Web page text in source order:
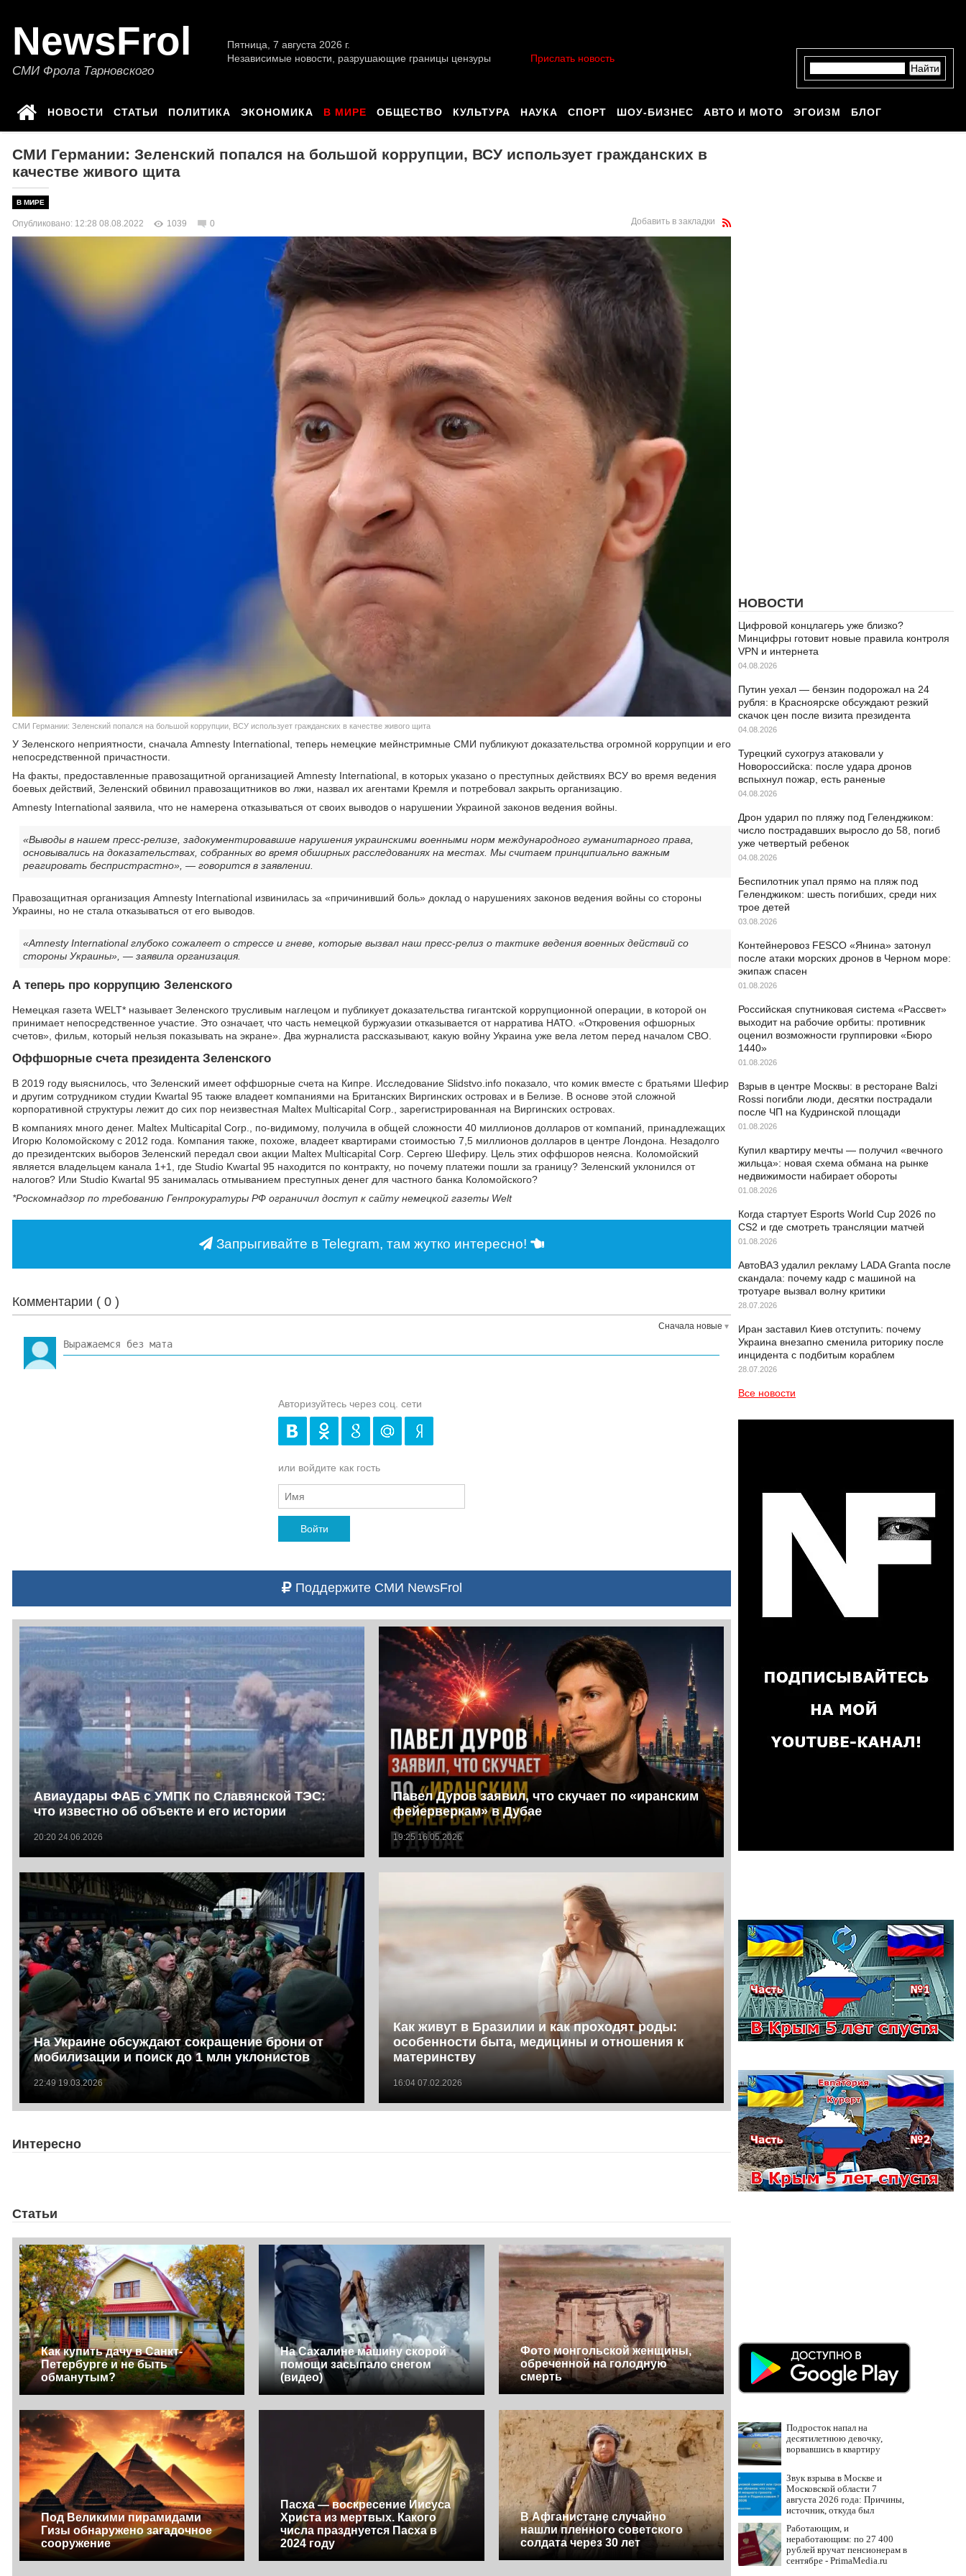
NewsFrol
СМИ Фрола Тарновского
Пятница, 7 августа 2026 г.
Независимые новости, разрушающие границы цензуры
Прислать новость
НОВОСТИ СТАТЬИ ПОЛИТИКА ЭКОНОМИКА В МИРЕ ОБЩЕСТВО КУЛЬТУРА НАУКА СПОРТ ШОУ-БИЗНЕС АВТО И МОТО ЭГОИЗМ БЛОГ
СМИ Германии: Зеленский попался на большой коррупции, ВСУ использует гражданских в
качестве живого щита
В МИРЕ
Опубликовано: 12:28 08.08.2022 1039 0 Добавить в закладки
СМИ Германии: Зеленский попался на большой коррупции, ВСУ использует гражданских в качестве живого щита
У Зеленского неприятности, сначала Amnesty International, теперь немецкие мейнстримные СМИ публикуют доказательства огромной коррупции и его
непосредственной причастности.
На факты, предоставленные правозащитной организацией Amnesty International, в которых указано о преступных действиях ВСУ во время ведения
боевых действий, Зеленский обвинил правозащитников во лжи, назвал их агентами Кремля и потребовал закрыть организацию.
Amnesty International заявила, что не намерена отказываться от своих выводов о нарушении Украиной законов ведения войны.
«Выводы в нашем пресс-релизе, задокументировавшие нарушения украинскими военными норм международного гуманитарного права,
основывались на доказательствах, собранных во время обширных расследованиях на местах. Мы считаем принципиально важным
реагировать беспристрастно», — говорится в заявлении.
Правозащитная организация Amnesty International извинилась за «причинивший боль» доклад о нарушениях законов ведения войны со стороны
Украины, но не стала отказываться от его выводов.
«Amnesty International глубоко сожалеет о стрессе и гневе, которые вызвал наш пресс-релиз о тактике ведения военных действий со
стороны Украины», — заявила организация.
А теперь про коррупцию Зеленского
Немецкая газета WELT* называет Зеленского трусливым наглецом и публикует доказательства гигантской коррупционной операции, в которой он
принимает непосредственное участие. Это означает, что часть немецкой буржуазии отказывается от нарратива НАТО. «Откровения офшорных
счетов», фильм, который нельзя показывать на экране». Два журналиста рассказывают, какую войну Украина уже вела летом перед началом СВО.
Оффшорные счета президента Зеленского
В 2019 году выяснилось, что Зеленский имеет оффшорные счета на Кипре. Исследование Slidstvo.info показало, что комик вместе с братьями Шефир
и другим сотрудником студии Kwartal 95 также владеет компаниями на Британских Виргинских островах и в Белизе. В основе этой сложной
корпоративной структуры лежит до сих пор неизвестная Maltex Multicapital Corp., зарегистрированная на Виргинских островах.
В компаниях много денег. Maltex Multicapital Corp., по-видимому, получила в общей сложности 40 миллионов долларов от компаний, принадлежащих
Игорю Коломойскому с 2012 года. Компания также, похоже, владеет квартирами стоимостью 7,5 миллионов долларов в центре Лондона. Незадолго
до президентских выборов Зеленский передал свои акции Maltex Multicapital Corp. Сергею Шефиру. Цель этих оффшоров неясна. Коломойский
является владельцем канала 1+1, где Studio Kwartal 95 находится по контракту, но почему платежи пошли за границу? Зеленский уклонился от
налогов? Или Studio Kwartal 95 занималась отмыванием преступных денег для частного банка Коломойского?
*Роскомнадзор по требованию Генпрокуратуры РФ ограничил доступ к сайту немецкой газеты Welt
Запрыгивайте в Telegram, там жутко интересно!
Комментарии ( 0 )
Сначала новые
Авторизуйтесь через соц. сети
или войдите как гость
Войти
Поддержите СМИ NewsFrol
Авиаудары ФАБ с УМПК по Славянской ТЭС:
что известно об объекте и его истории
20:20 24.06.2026
Павел Дуров заявил, что скучает по «иранским
фейерверкам» в Дубае
19:25 16.05.2026
На Украине обсуждают сокращение брони от
мобилизации и поиск до 1 млн уклонистов
22:49 19.03.2026
Как живут в Бразилии и как проходят роды:
особенности быта, медицины и отношения к
материнству
16:04 07.02.2026
Интересно
Статьи
Как купить дачу в Санкт-
Петербурге и не быть
обманутым?
На Сахалине машину скорой
помощи засыпало снегом
(видео)
Фото монгольской женщины,
обреченной на голодную
смерть
Под Великими пирамидами
Гизы обнаружено загадочное
сооружение
Пасха — воскресение Иисуса
Христа из мертвых. Какого
числа празднуется Пасха в
2024 году
В Афганистане случайно
нашли пленного советского
солдата через 30 лет
НОВОСТИ
Цифровой концлагерь уже близко?
Минцифры готовит новые правила контроля
VPN и интернета
04.08.2026
Путин уехал — бензин подорожал на 24
рубля: в Красноярске обсуждают резкий
скачок цен после визита президента
04.08.2026
Турецкий сухогруз атаковали у
Новороссийска: после удара дронов
вспыхнул пожар, есть раненые
04.08.2026
Дрон ударил по пляжу под Геленджиком:
число пострадавших выросло до 58, погиб
уже четвертый ребенок
04.08.2026
Беспилотник упал прямо на пляж под
Геленджиком: шесть погибших, среди них
трое детей
03.08.2026
Контейнеровоз FESCO «Янина» затонул
после атаки морских дронов в Черном море:
экипаж спасен
01.08.2026
Российская спутниковая система «Рассвет»
выходит на рабочие орбиты: противник
оценил возможности группировки «Бюро
1440»
01.08.2026
Взрыв в центре Москвы: в ресторане Balzi
Rossi погибли люди, десятки пострадали
после ЧП на Кудринской площади
01.08.2026
Купил квартиру мечты — получил «вечного
жильца»: новая схема обмана на рынке
недвижимости набирает обороты
01.08.2026
Когда стартует Esports World Cup 2026 по
CS2 и где смотреть трансляции матчей
01.08.2026
АвтоВАЗ удалил рекламу LADA Granta после
скандала: почему кадр с машиной на
тротуаре вызвал волну критики
28.07.2026
Иран заставил Киев отступить: почему
Украина внезапно сменила риторику после
инцидента с подбитым кораблем
28.07.2026
Все новости
Подросток напал на
десятилетнюю девочку,
ворвавшись в квартиру
Звук взрыва в Москве и
Московской области 7
августа 2026 года: Причины,
источник, откуда был
Работающим, и
неработающим: по 27 400
рублей вручат пенсионерам в
сентябре - PrimaMedia.ru